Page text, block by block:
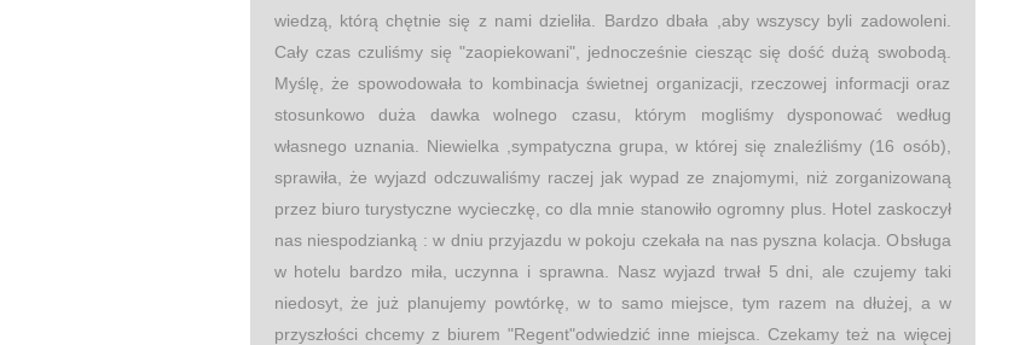
wiedzą, którą chętnie się z nami dzieliła. Bardzo dbała ,aby wszyscy byli zadowoleni.
Cały czas czuliśmy się "zaopiekowani", jednocześnie ciesząc się dość dużą swobodą.
Myślę, że spowodowała to kombinacja świetnej organizacji, rzeczowej informacji oraz
stosunkowo duża dawka wolnego czasu, którym mogliśmy dysponować według
własnego uznania. Niewielka ,sympatyczna grupa, w której się znaleźliśmy (16 osób),
sprawiła, że wyjazd odczuwaliśmy raczej jak wypad ze znajomymi, niż zorganizowaną
przez biuro turystyczne wycieczkę, co dla mnie stanowiło ogromny plus. Hotel zaskoczył
nas niespodzianką : w dniu przyjazdu w pokoju czekała na nas pyszna kolacja. Obsługa
w hotelu bardzo miła, uczynna i sprawna. Nasz wyjazd trwał 5 dni, ale czujemy taki
niedosyt, że już planujemy powtórkę, w to samo miejsce, tym razem na dłużej, a w
przyszłości chcemy z biurem "Regent"odwiedzić inne miejsca. Czekamy też na więcej